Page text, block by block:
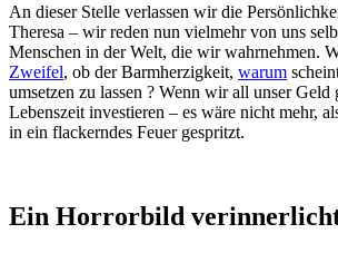
An dieser Stelle verlassen wir die
Theresa – wir reden nun vielmehr von uns
Menschen in der Welt, die wir wahrnehmen.
Zweifel, ob der Barmherzigkeit, warum
umsetzen zu lassen ? Wenn wir all unser Geld
Lebenszeit investieren – es wäre nicht mehr,
in ein flackerndes Feuer gespritzt.
Ein Horrorbild